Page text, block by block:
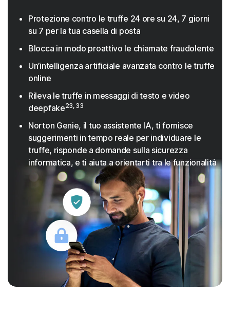
Protezione contro le truffe 24 ore su 24, 7 giorni
su 7 per la tua casella di posta
Blocca in modo proattivo le chiamate fraudolente
Un’intelligenza artificiale avanzata contro le truffe
online
Rileva le truffe in messaggi di testo e video
deepfake23, 33
Norton Genie, il tuo assistente IA, ti fornisce
suggerimenti in tempo reale per individuare le
truffe, risponde a domande sulla sicurezza
informatica, e ti aiuta a orientarti tra le funzionalità